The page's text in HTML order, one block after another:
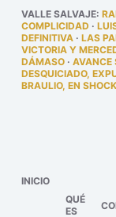
VALLE SALVAJE:
COMPLICIDAD ·
DEFINITIVA· LAS
VICTORIA Y
DÁMASO· AVANCE
DESQUICIADO,
BRAULIO, EN
INICIO
QUÉ
ES